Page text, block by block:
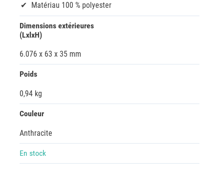
Matériau 100 % polyester
Dimensions extérieures
(LxlxH)
6.076 x 63 x 35 mm
Poids
0,94 kg
Couleur
Anthracite
En stock